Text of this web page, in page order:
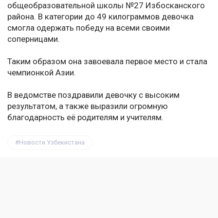
общеобразовательной школы №27 Избосканского
района. В категории до 49 килограммов девочка
смогла одержать победу на всеми своими
соперницами.
Таким образом она завоевала первое место и стала
чемпионкой Азии.
В ведомстве поздравили девочку с высоким
результатом, а также выразили огромную
благодарность её родителям и учителям.
Новости Узбекистана